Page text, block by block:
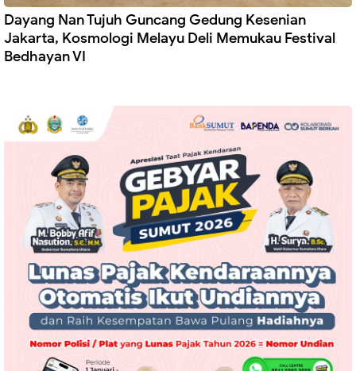
Dayang Nan Tujuh Guncang Gedung Kesenian
Jakarta, Kosmologi Melayu Deli Memukau Festival
Bedhayan VI